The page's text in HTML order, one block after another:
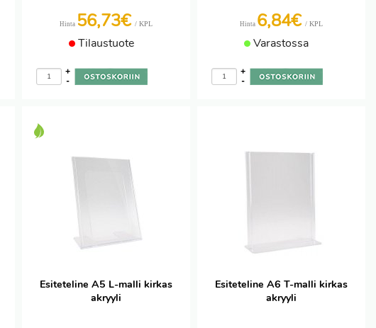
Hinta 56,73€ / KPL
Tilaustuote
-
+
Hinta 6,84€ / KPL
Varastossa
-
+
Esiteteline A5 L-malli kirkas
akryyli
Esiteteline A6 T-malli kirkas
akryyli